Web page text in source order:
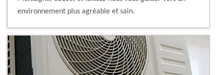
environnement plus agréable et sain.